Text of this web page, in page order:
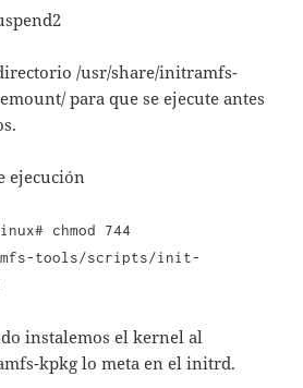
/usr/share/initramfs-
para que se ejecute antes
ejecución
chmod 744
tools/scripts/init-
instalemos el kernel al
kpkg lo meta en el initrd.